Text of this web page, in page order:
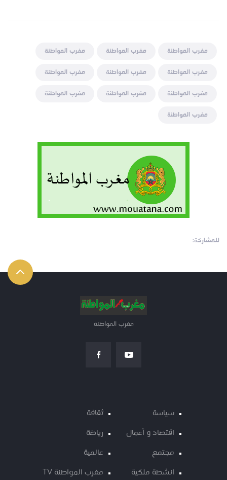
مغرب المواطنة مغرب المواطنة
مغرب المواطنة
مغرب المواطنة
مغرب المواطنة
مغرب المواطنة
مغرب المواطنة
مغرب المواطنة
مغرب المواطنة
مغرب المواطنة
للمشاركة:
مغرب المواطنة
سياسة
اقتصاد و أعمال
مجتمع
انشطة ملكية
ثقافة
رياضة
عالمية
مغرب المواطنة TV